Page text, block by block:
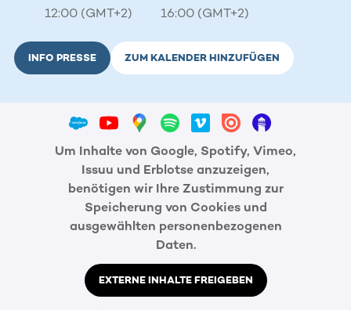
12:00 (GMT+2) 16:00 (GMT+2)
INFO PRESSE ZUM KALENDER HINZUFÜGEN
Um Inhalte von Google, Spotify, Vimeo,
Issuu und Erblotse anzuzeigen,
benötigen wir Ihre Zustimmung zur
Speicherung von Cookies und
ausgewählten personenbezogenen
Daten.
EXTERNE INHALTE FREIGEBEN